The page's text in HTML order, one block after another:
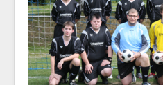
Statistiken
Die SG
Links